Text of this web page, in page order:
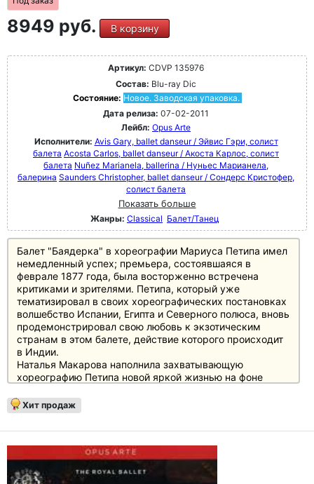
8949 руб. В корзину
Артикул: CDVP 135976
Состав: Blu-ray Dic
Состояние: Новое. Заводская упаковка.
Дата релиза: 07-02-2011
Лейбл: Opus Arte
Исполнители: Avis Gary, ballet danseur / Эйвис Гэри, солист
балета Acosta Carlos, ballet danseur / Акоста Карлос, солист
балета Nuñez Marianela, ballerina / Нуньес Марианела,
балерина Saunders Christopher, ballet danseur / Сондерс Кристофер,
солист балета
Показать больше
Жанры: Classical Балет/Танец
Балет "Баядерка" в хореографии Мариуса Петипа имел
немедленный успех; премьера, состоявшаяся в
феврале 1877 года, была восторженно встречена
критиками и зрителями. Петипа, который уже
тематизировал в своих хореографических постановках
волшебство Испании, Египта и Северного полюса, вновь
продемонстрировал свою любовь к экзотическим
странам в этом балете, действие которого происходит
в Индии.
Наталья Макарова наполнила захватывающую
хореографию Петипа новой яркой жизнью на фоне
костюмов Йоанды Соннабенд, которые особенно
впечатляюще оживают благодаря высокой четкости
Хит продаж